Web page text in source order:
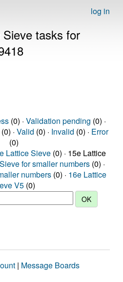
log in
tasks for
(0) · Validation pending (0) ·
· Valid (0) · Invalid (0) · Error
(0)
Lattice Sieve (0) · 15e Lattice
for smaller numbers (0) ·
numbers (0) · 16e Lattice
V5 (0)
| Message Boards